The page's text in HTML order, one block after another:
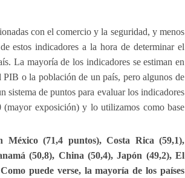
con el comercio y la seguridad, y menos
estos indicadores a la hora de determinar el
La mayoría de los indicadores se estiman en
o la población de un país, pero algunos de
sistema de puntos para evaluar los indicadores
exposición) y lo utilizamos como base
México (71,4 puntos), Costa Rica (59,1),
(50,8), China (50,4), Japón (49,2), El
puede verse, la mayoría de los países